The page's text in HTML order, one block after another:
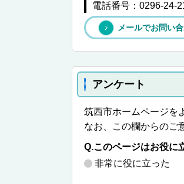
電話番号：0296-24-
メールでお問い
アンケート
筑西市ホームページを
なお、この欄からのご
Q.このページはお役に
非常に役に立った